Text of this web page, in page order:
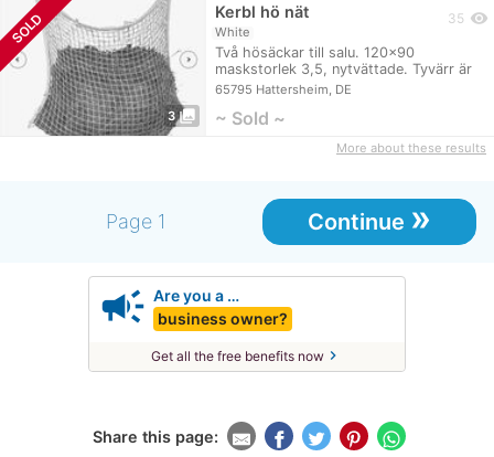
SOLD
3 photo_library
Kerbl hö nät
White
Två hösäckar till salu. 120x90
maskstorlek 3,5, nytvättade. Tyvärr är
vitt en mycket…
65795 Hattersheim, DE
35 visibility
~ Sold ~
More about these results
Page 1 Continue »
campaign Are you a …
business owner?
Get all the free benefits now chevron_right
Share this page: